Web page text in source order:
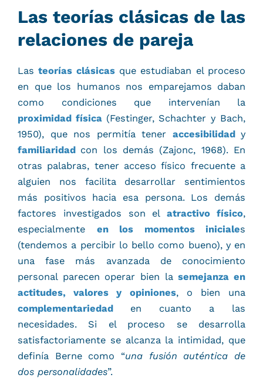
Las teorías clásicas de las
relaciones de pareja
Lasteorías clásicasque estudiaban el proceso
en que los humanos nos emparejamos daban
como condiciones que intervenían la
proximidad física (Festinger, Schachter y Bach,
1950), que nos permitía tener accesibilidad y
familiaridad con los demás (Zajonc, 1968). En
otras palabras, tener acceso físico frecuente a
alguien nos facilita desarrollar sentimientos
más positivos hacia esa persona. Los demás
factores investigados son elatractivo físico,
especialmente en los momentos iniciales
(tendemos a percibir lo bello como bueno), y en
una fase más avanzada de conocimiento
personal parecen operar bien lasemejanza en
actitudes, valores y opiniones, o bien una
complementariedad
en cuanto a las
necesidades. Si el proceso se desarrolla
satisfactoriamente se alcanza la intimidad, que
definía Berne como “una fusión auténtica de
dos personalidades”.